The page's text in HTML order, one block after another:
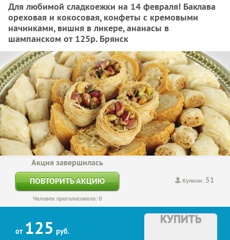
Для любимой сладкоежки на 14 февраля! Баклава
ореховая и кокосовая, конфеты с кремовыми
начинками, вишня в ликере, ананасы в
шампанском от 125р. Брянск
Купили: 51
Акция завершилась
ПОВТОРИТЬ АКЦИЮ
Человек проголосовало: 0
от 125 руб.
КУПИТЬ